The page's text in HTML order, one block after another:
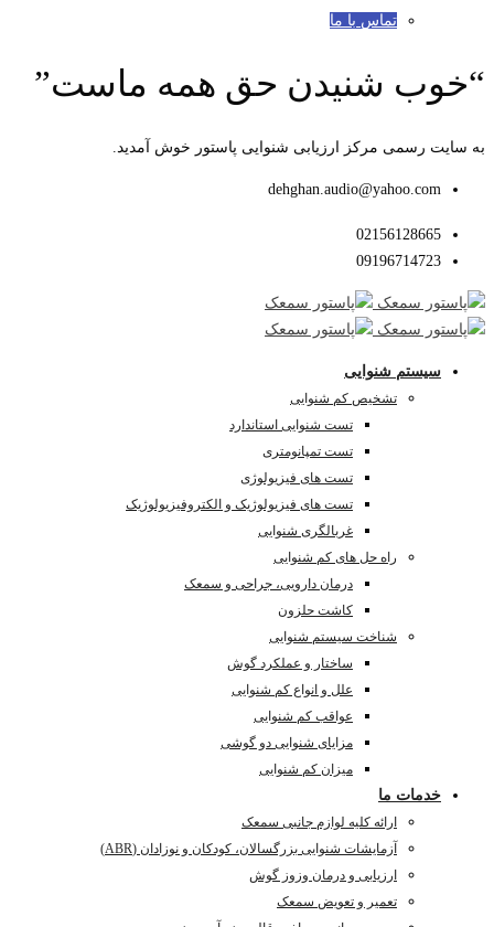
تماس با ما
“خوب شنیدن حق همه ماست”
به سایت رسمی مرکز ارزیابی شنوایی پاستور خوش آمدید.
dehghan.audio@yahoo.com
02156128665
09196714723
سیستم شنوایی
تشخیص کم شنوایی
تست شنوایی استاندارد
تست تمپانومتری
تست های فیزیولوژی
تست های فیزیولوژیک و الکتروفیزیولوژیک
غربالگری شنوایی
راه حل های کم شنوایی
درمان دارویی، جراحی و سمعک
کاشت حلزون
شناخت سیستم شنوایی
ساختار و عملکرد گوش
علل و انواع کم شنوایی
عواقب کم شنوایی
مزایای شنوایی دو گوشی
میزان کم شنوایی
خدمات ما
ارائه کلیه لوازم جانبی سمعک
آزمایشات شنوایی بزرگسالان، کودکان و نوزادان (ABR)
ارزیابی و درمان وزوز گوش
تعمیر و تعویض سمعک